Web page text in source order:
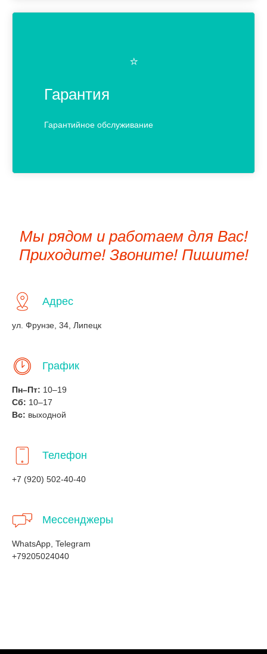
⭐️
Гарантия
Гарантийное обслуживание
Мы рядом и работаем для Вас!
Приходите! Звоните! Пишите!
Адрес
ул. Фрунзе, 34, Липецк
График
Пн–Пт: 10–19
Сб: 10–17
Вс: выходной
Телефон
+7 (920) 502-40-40
Мессенджеры
WhatsApp, Telegram
+79205024040